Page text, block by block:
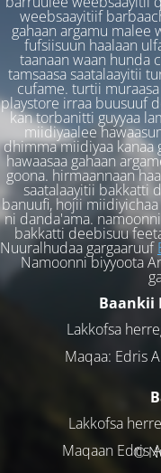
weebsaayitiif
gahaan argamu
fufsiisuun haalaan
taanaan waan hunda
tamsaasa saatalaayitii
cufame. turtii
playstore irraa buusuuf
kan torbanitti guyyaa
miidiyaalee
dhimma miidiyaa kanaa
hawaasaa gahaan
goona. hirmaannaan
saatalaayitii bakkatti
banuufi, hojii
ni danda'ama.
bakkatti deebisuu
Nuuralhudaa gargaaruuf
Namoonni biyyoota
Baankii
Lakkofsa
Maqaa: Edris
Lakkofsa
Maqaan Edris
©